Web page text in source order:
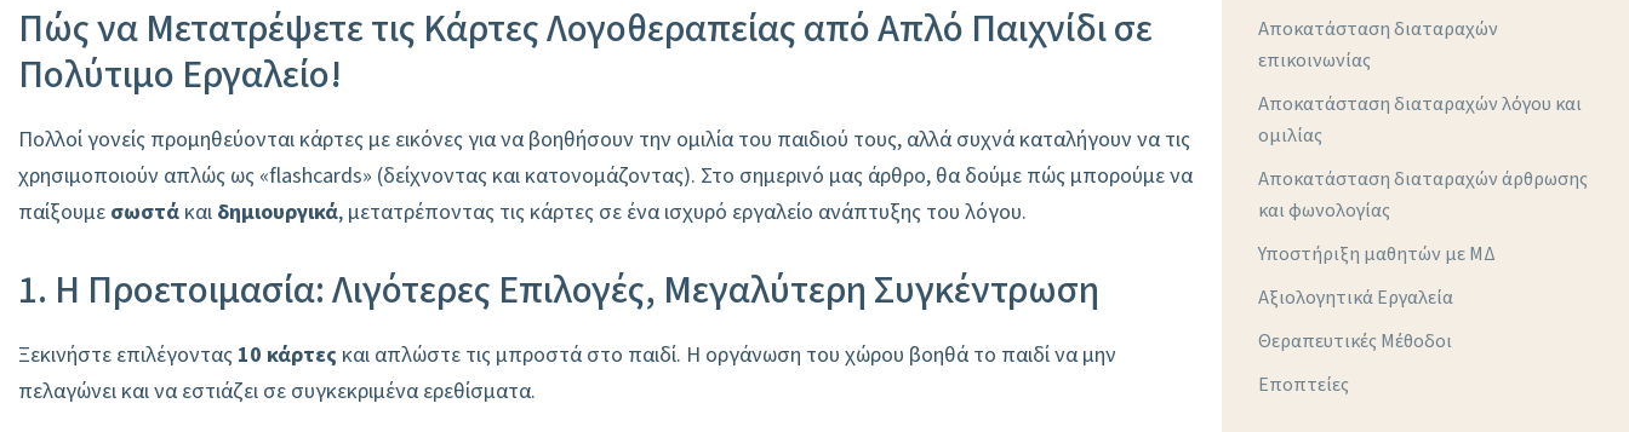
Πώς να Μετατρέψετε τις Κάρτες Λογοθεραπείας από Απλό Παιχνίδι σε
Πολύτιμο Εργαλείο!
Πολλοί γονείς προμηθεύονται κάρτες με εικόνες για να βοηθήσουν την ομιλία του παιδιού τους, αλλά συχνά καταλήγουν να τις
χρησιμοποιούν απλώς ως «flashcards» (δείχνοντας και κατονομάζοντας). Στο σημερινό μας άρθρο, θα δούμε πώς μπορούμε να
παίξουμε σωστά και δημιουργικά, μετατρέποντας τις κάρτες σε ένα ισχυρό εργαλείο ανάπτυξης του λόγου.
1. Η Προετοιμασία: Λιγότερες Επιλογές, Μεγαλύτερη Συγκέντρωση
Ξεκινήστε επιλέγοντας 10 κάρτες και απλώστε τις μπροστά στο παιδί. Η οργάνωση του χώρου βοηθά το παιδί να μην
πελαγώνει και να εστιάζει σε συγκεκριμένα ερεθίσματα.
Αποκατάσταση διαταραχών
επικοινωνίας
Αποκατάσταση διαταραχών λόγου και
ομιλίας
Αποκατάσταση διαταραχών άρθρωσης
και φωνολογίας
Υποστήριξη μαθητών με ΜΔ
Αξιολογητικά Εργαλεία
Θεραπευτικές Μέθοδοι
Εποπτείες